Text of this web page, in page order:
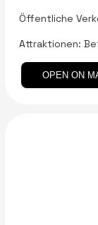
Öffentliche
Attraktionen:
OPEN ON